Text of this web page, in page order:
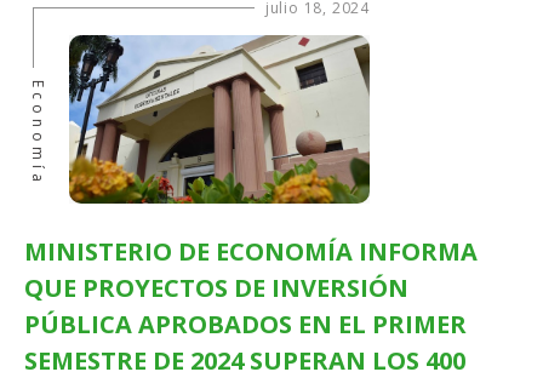
julio 18, 2024
Economía
MINISTERIO DE ECONOMÍA INFORMA
QUE PROYECTOS DE INVERSIÓN
PÚBLICA APROBADOS EN EL PRIMER
SEMESTRE DE 2024 SUPERAN LOS 400